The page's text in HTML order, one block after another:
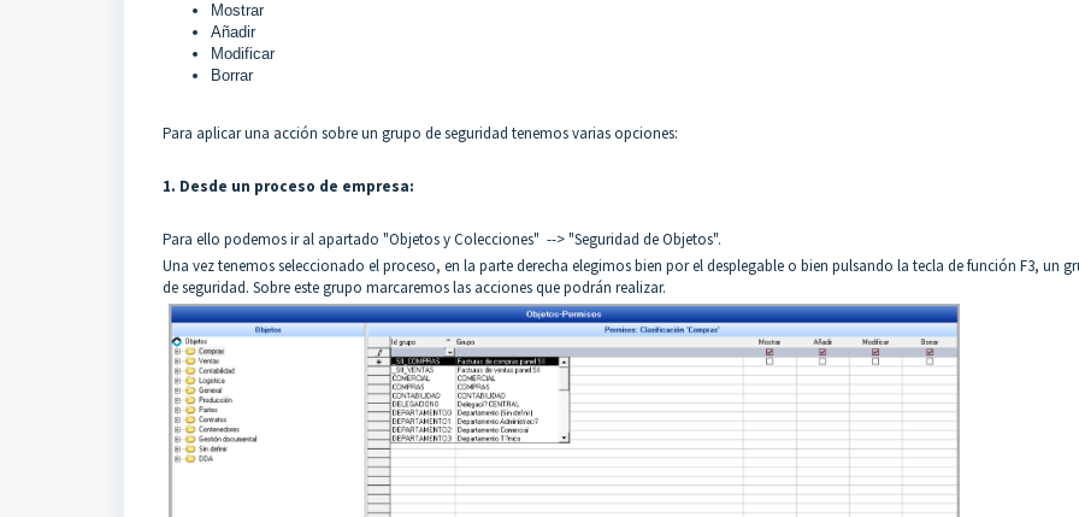
Mostrar
Añadir
Modificar
Borrar
Para aplicar una acción sobre un grupo de seguridad tenemos varias opciones:
1. Desde un proceso de empresa:
Para ello podemos ir al apartado "Objetos y Colecciones" --> "Seguridad de Objetos".
Una vez tenemos seleccionado el proceso, en la parte derecha elegimos bien por el desplegable o bien pulsando la tecla de función F3, un
de seguridad. Sobre este grupo marcaremos las acciones que podrán realizar.